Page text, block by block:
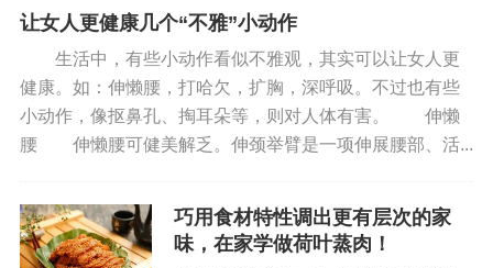
- 银耳是真菌类食材，富含植物胶质（约占干重
的30%），无任何毒性；
- 红枣是鼠李科植物的果实，肉质紧实，无人工
- 百合、枸杞同样是传统滋补食材，均经过长期
食用验证安全。
不仅能驱寒暖身，更能补足营养，增强
础。分享给大家6道营养汤的做法，
喝...
让女人更健康几个“不雅”小动作
生活中，有些小动作看似不雅观，其实可以让女人更
健康。如：伸懒腰，打哈欠，扩胸，深呼吸。不过也有些
小动作，像抠鼻孔、掏耳朵等，则对人体有害。 伸懒
腰 伸懒腰可健美解乏。伸颈举臂是一项伸展腰部、活...
巧用食材特性调出更有层次的家
味，在家学做荷叶蒸肉！